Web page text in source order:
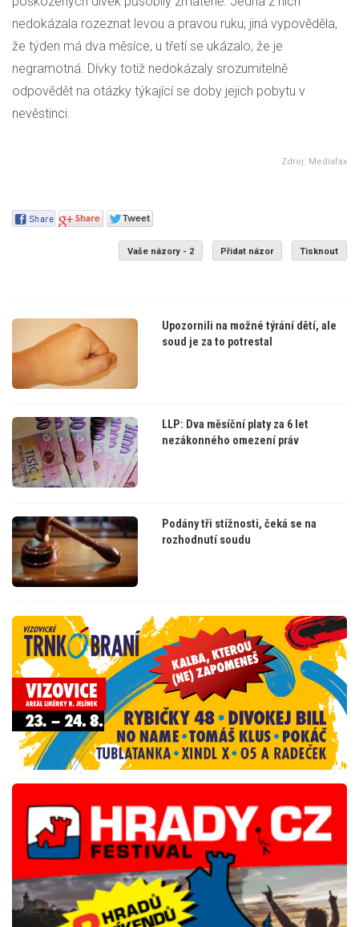
nedokázala rozeznat levou a pravou ruku, jiná vypověděla,
že týden má dva měsíce, u třetí se ukázalo, že je
negramotná. Dívky totiž nedokázaly srozumitelně
odpovědět na otázky týkající se doby jejich pobytu v
nevěstinci.
Zdroj: Mediafax
Vaše názory - 2 Přidat názor Tisknout
Upozornili na možné týrání dětí, ale
soud je za to potrestal
LLP: Dva měsíční platy za 6 let
nezákonného omezení práv
Podány tři stížnosti, čeká se na
rozhodnutí soudu